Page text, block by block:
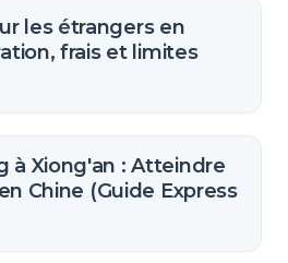
les étrangers en
frais et limites
à Xiong'an : Atteindre
Chine (Guide Express